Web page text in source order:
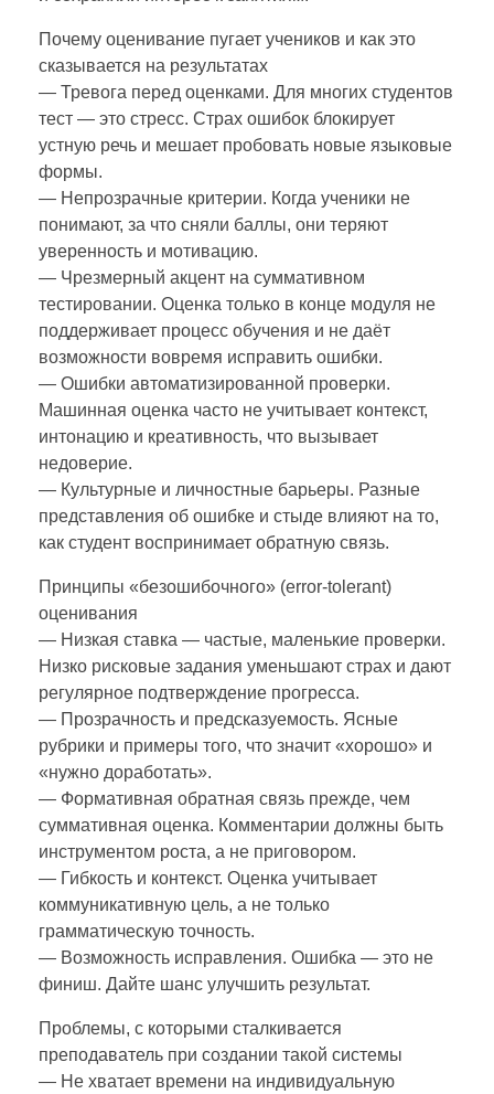
Почему оценивание пугает учеников и как это
сказывается на результатах
— Тревога перед оценками. Для многих студентов
тест — это стресс. Страх ошибок блокирует
устную речь и мешает пробовать новые языковые
формы.
— Непрозрачные критерии. Когда ученики не
понимают, за что сняли баллы, они теряют
уверенность и мотивацию.
— Чрезмерный акцент на суммативном
тестировании. Оценка только в конце модуля не
поддерживает процесс обучения и не даёт
возможности вовремя исправить ошибки.
— Ошибки автоматизированной проверки.
Машинная оценка часто не учитывает контекст,
интонацию и креативность, что вызывает
недоверие.
— Культурные и личностные барьеры. Разные
представления об ошибке и стыде влияют на то,
как студент воспринимает обратную связь.
Принципы «безошибочного» (error-tolerant)
оценивания
— Низкая ставка — частые, маленькие проверки.
Низко рисковые задания уменьшают страх и дают
регулярное подтверждение прогресса.
— Прозрачность и предсказуемость. Ясные
рубрики и примеры того, что значит «хорошо» и
«нужно доработать».
— Формативная обратная связь прежде, чем
суммативная оценка. Комментарии должны быть
инструментом роста, а не приговором.
— Гибкость и контекст. Оценка учитывает
коммуникативную цель, а не только
грамматическую точность.
— Возможность исправления. Ошибка — это не
финиш. Дайте шанс улучшить результат.
Проблемы, с которыми сталкивается
преподаватель при создании такой системы
— Не хватает времени на индивидуальную